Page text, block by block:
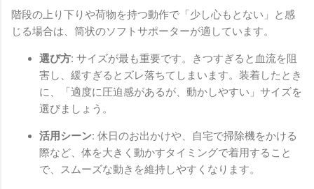
階段の上り下りや荷物を持つ動作で「少し心もとない」と感
じる場合は、筒状のソフトサポーターが適しています。
選び方: サイズが最も重要です。きつすぎると血流を阻
害し、緩すぎるとズレ落ちてしまいます。装着したとき
に、「適度に圧迫感があるが、動かしやすい」サイズを
選びましょう。
活用シーン: 休日のお出かけや、自宅で掃除機をかける
際など、体を大きく動かすタイミングで着用すること
で、スムーズな動きを維持しやすくなります。